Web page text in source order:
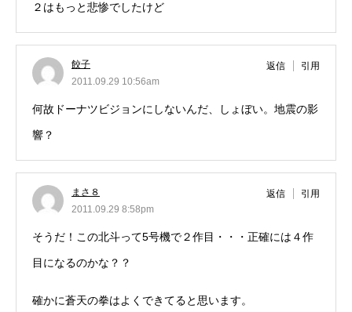
２はもっと悲惨でしたけど
餃子
2011.09.29 10:56am
返信 引用
何故ドーナツビジョンにしないんだ、しょぼい。地震の影
響？
まさ８
2011.09.29 8:58pm
返信 引用
そうだ！この北斗って5号機で２作目・・・正確には４作
目になるのかな？？
確かに蒼天の拳はよくできてると思います。